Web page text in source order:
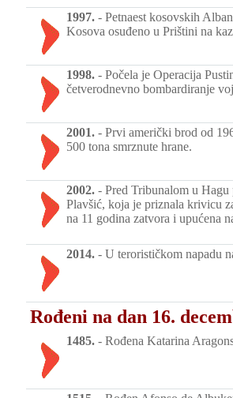
1997. - Petnaest kosovskih
Kosova osuđeno u Prištini na
1998. - Počela je Operacija
četverodnevno bombardiranje
2001. - Prvi američki brod od
500 tona smrznute hrane.
2002. - Pred Tribunalom u Hagu
Plavšić, koja je priznala krivicu
na 11 godina zatvora i upućena
2014. - U terorističkom napadu
Rođeni na dan 16.
1485. - Rođena Katarina